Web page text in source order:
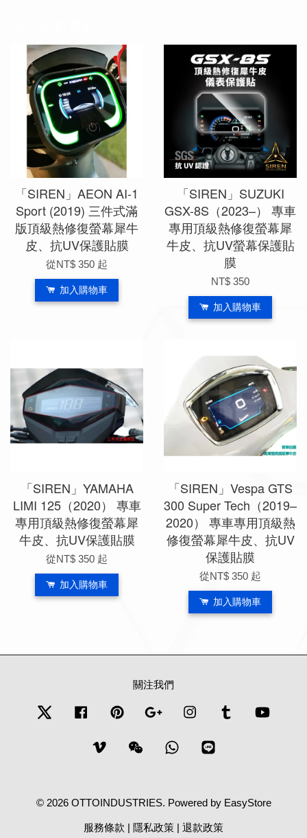
「SIREN」AEON AI-1
Sport (2019) 三件式滿
版頂級熱修復螢幕犀牛
皮、抗UV保護貼膜
從NT$ 350 起
加入購物車
「SIREN」SUZUKI
GSX-8S（2023–） 專車
專用頂級熱修復螢幕犀
牛皮、抗UV螢幕保護貼
膜
NT$ 350
加入購物車
「SIREN」YAMAHA
LIMI 125（2020） 專車
專用頂級熱修復螢幕犀
牛皮、抗UV保護貼膜
從NT$ 350 起
加入購物車
「SIREN」Vespa GTS
300 Super Tech（2019–
2020） 專車專用頂級熱
修復螢幕犀牛皮、抗UV
保護貼膜
從NT$ 350 起
加入購物車
關注我們
Twitter Facebook Pinterest Google Instagram Tumblr
Vimeo Wechat Whatsapp
© 2026 OTTOINDUSTRIES. Powered by EasyStore
服務條款 | 隱私政策 | 退款政策